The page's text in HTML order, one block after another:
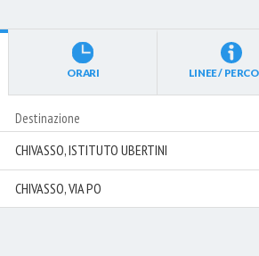
ORARI LINEE /
Destinazione
CHIVASSO, ISTITUTO UBERTINI
CHIVASSO, VIA PO